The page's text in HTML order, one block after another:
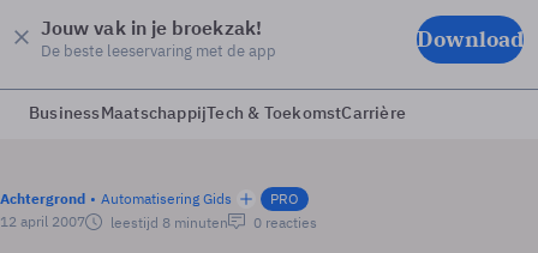
Jouw vak in je broekzak!
De beste leeservaring met de app Download
BusinessMaatschappijTech & ToekomstCarrière
Achtergrond Automatisering Gids
PRO
12 april 2007
leestijd 8 minuten 0 reacties